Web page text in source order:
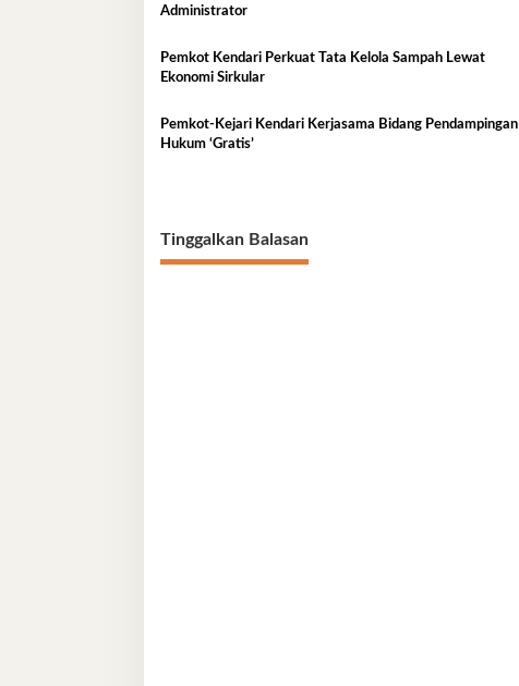
Administrator
Pemkot Kendari Perkuat Tata Kelola Sampah Lewat
Ekonomi Sirkular
Pemkot-Kejari Kendari Kerjasama Bidang Pendampingan
Hukum ‘Gratis’
Tinggalkan Balasan